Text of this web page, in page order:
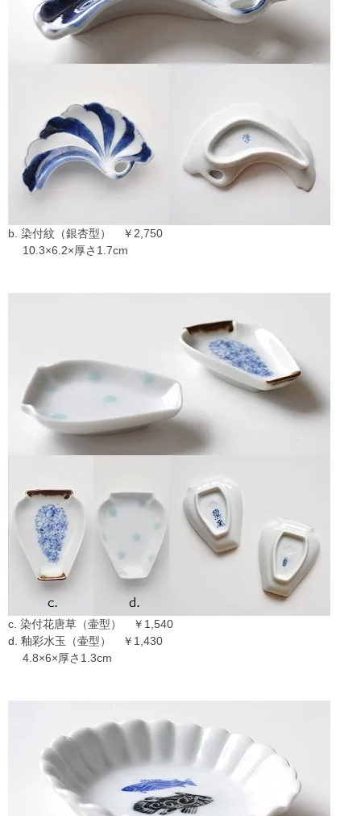
b. 染付紋（銀杏型） ￥2,750
10.3×6.2×厚さ1.7cm
c. 染付花唐草（壷型） ￥1,540
d. 釉彩水玉（壷型） ￥1,430
4.8×6×厚さ1.3cm